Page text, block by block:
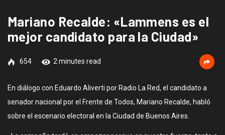
Mariano Recalde: «Lammens es el
mejor candidato para la Ciudad»
654 2 minutes read
En diálogo con Eduardo Aliverti por Radio La Red, el candidato a
senador nacional por el Frente de Todos, Mariano Recalde, habló
sobre el escenario electoral en la Ciudad de Buenos Aires.